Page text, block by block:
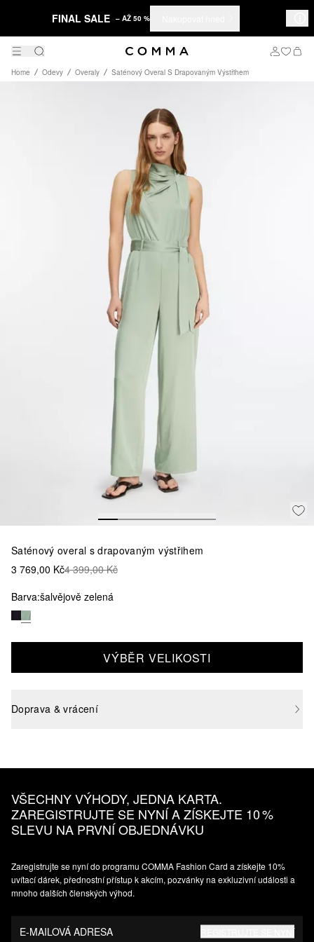
FINAL SALE – AŽ 50 %
Home Odevy Overaly Saténový Overal S Drapovaným Výstřihem
Saténový overal s drapovaným výstřihem
3 769,00 Kč4 399,00 Kč
Barva:šalvějově zelená
VÝBĚR VELIKOSTI
Doprava & vrácení
VŠECHNY VÝHODY, JEDNA KARTA.
ZAREGISTRUJTE SE NYNÍ A ZÍSKEJTE 10 %
SLEVU NA PRVNÍ OBJEDNÁVKU
Zaregistrujte se nyní do programu COMMA Fashion Card a získejte 10%
uvítací dárek, přednostní přístup k akcím, pozvánky na exkluzivní události a
mnoho dalších členských výhod.
E-MAILOVÁ ADRESA